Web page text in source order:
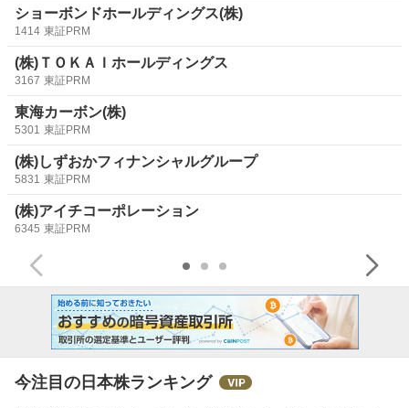
ショーボンドホールディングス(株)
1414 東証PRM
(株)ＴＯＫＡＩホールディングス
3167 東証PRM
東海カーボン(株)
5301 東証PRM
(株)しずおかフィナンシャルグループ
5831 東証PRM
(株)アイチコーポレーション
6345 東証PRM
今注目の日本株ランキング